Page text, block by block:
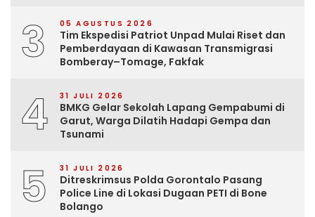
3 05 AGUSTUS 2026
Tim Ekspedisi Patriot Unpad Mulai Riset dan
Pemberdayaan di Kawasan Transmigrasi
Bomberay–Tomage, Fakfak
4 31 JULI 2026
BMKG Gelar Sekolah Lapang Gempabumi di
Garut, Warga Dilatih Hadapi Gempa dan
Tsunami
5 31 JULI 2026
Ditreskrimsus Polda Gorontalo Pasang
Police Line di Lokasi Dugaan PETI di Bone
Bolango